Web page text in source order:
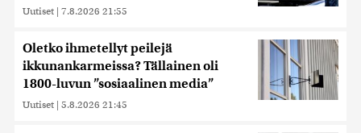
Uutiset | 7.8.2026 21:55
Oletko ihmetellyt peilejä
ikkunankarmeissa? Tällainen oli
1800-luvun ”sosiaalinen media”
Uutiset | 5.8.2026 21:45